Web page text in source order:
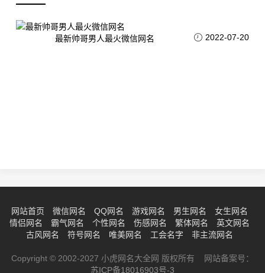
最新帅哥男人最火微信网名 2022-07-20
网站首页 微信网名 QQ网名 游戏网名 男生网名
女生网名
情侣网名
霸气网名 个性网名 伤感网名 繁体网名
英文网名
古风网名
符号网名 唯美网名 工会名字 非主流网名
Copyright © 2002-2027 小虎网名大全网 版权所有 网站备案号：
苏ICP备18016903号-3